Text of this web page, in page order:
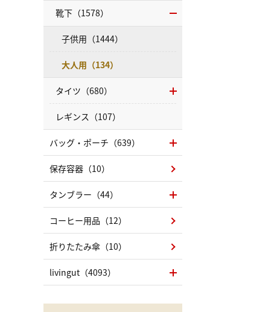
靴下（1578）
子供用（1444）
大人用（134）
タイツ（680）
レギンス（107）
バッグ・ポーチ（639）
保存容器（10）
タンブラー（44）
コーヒー用品（12）
折りたたみ傘（10）
livingut（4093）